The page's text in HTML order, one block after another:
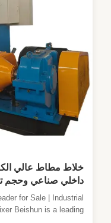
خلاط مطاط عالي
داخلي صناعي وحجم
for Sale | Industrial
Beishun is a leading